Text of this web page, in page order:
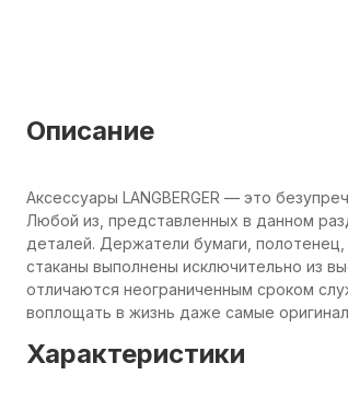
Описание
Аксессуары LANGBERGER — это
Любой из, представленных в данном
деталей. Держатели бумаги,
стаканы выполнены исключительно из
отличаются неограниченным сроком
воплощать в жизнь даже самые
Характеристики